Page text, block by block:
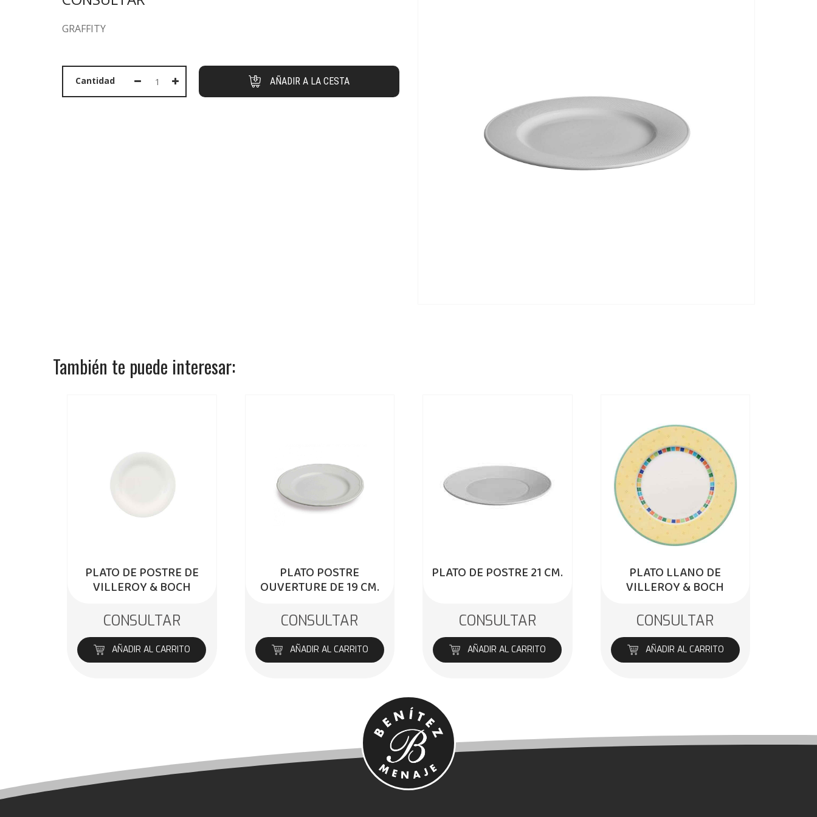
GRAFFITY
Cantidad AÑADIR A LA CESTA
También te puede interesar:
PLATO DE POSTRE DE
VILLEROY & BOCH
CONSULTAR
AÑADIR AL CARRITO
PLATO POSTRE
OUVERTURE DE 19 CM.
CONSULTAR
AÑADIR AL CARRITO
PLATO DE POSTRE 21 CM.
CONSULTAR
AÑADIR AL CARRITO
PLATO LLANO DE
VILLEROY & BOCH
CONSULTAR
AÑADIR AL CARRITO